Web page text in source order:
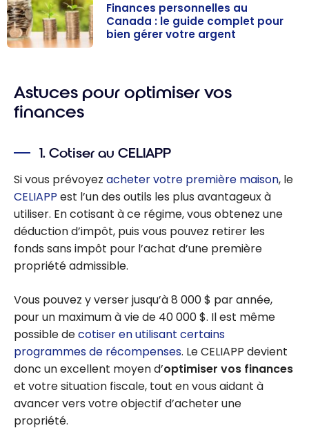
Canada : le
guide complet
Finances personnelles au
Canada : le guide complet pour
bien gérer votre argent
Astuces pour optimiser vos
finances
1. Cotiser au CELIAPP
Si vous prévoyez acheter votre première maison, le
CELIAPP est l’un des outils les plus avantageux à
utiliser. En cotisant à ce régime, vous obtenez une
déduction d’impôt, puis vous pouvez retirer les
fonds sans impôt pour l’achat d’une première
propriété admissible.
Vous pouvez y verser jusqu’à 8 000 $ par année,
pour un maximum à vie de 40 000 $. Il est même
possible decotiser en utilisant certains
programmes de récompenses. Le CELIAPP devient
donc un excellent moyen d’optimiser vos finances
et votre situation fiscale, tout en vous aidant à
avancer vers votre objectif d’acheter une
propriété.